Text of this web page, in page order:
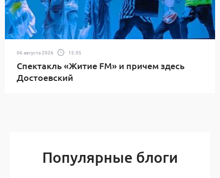
06 августа 2026 15:05
Спектакль «Житие FM» и причем здесь
Достоевский
Популярные блоги